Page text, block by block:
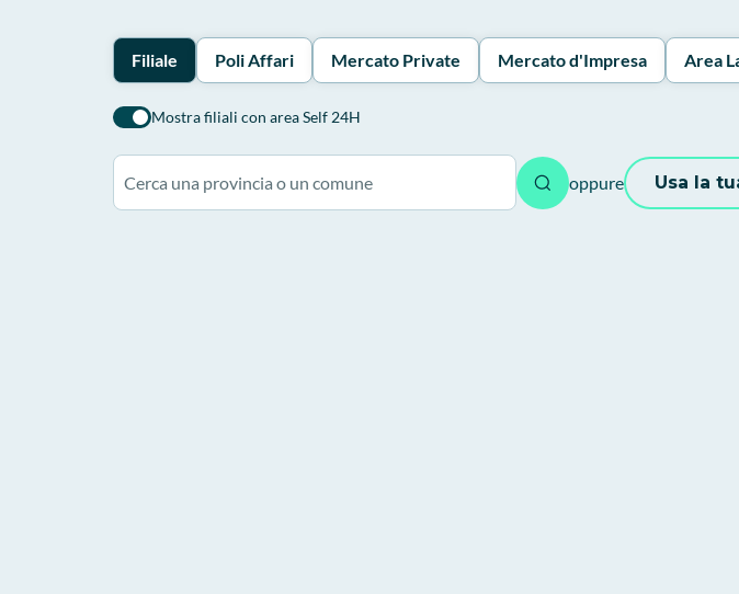
Filiale Poli Affari Mercato Private Mercato d'Impresa Area
Mostra filiali con area Self 24H
oppure Usa la